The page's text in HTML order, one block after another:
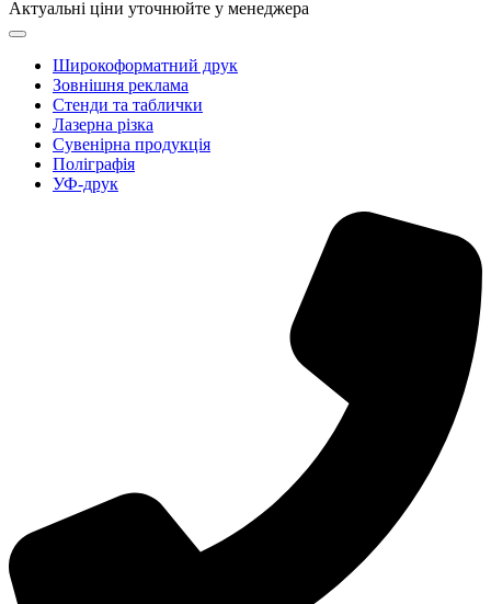
Актуальні ціни уточнюйте у менеджера
Широкоформатний друк
Зовнішня реклама
Стенди та таблички
Лазерна різка
Сувенірна продукція
Поліграфія
УФ-друк